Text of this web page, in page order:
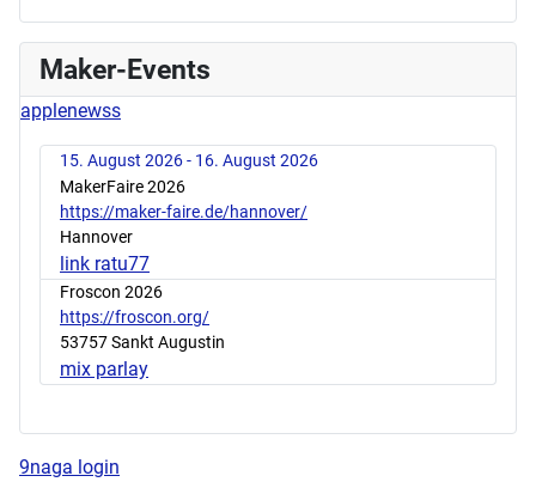
Maker-Events
applenewss
15. August 2026 - 16. August 2026
MakerFaire 2026
https://maker-faire.de/hannover/
Hannover
link ratu77
Froscon 2026
https://froscon.org/
53757 Sankt Augustin
mix parlay
9naga login